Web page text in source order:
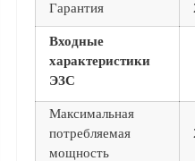
Аналоги запасных
частей из Артамида
ОБОРУДОВАНИЕ
БЕНЗОВОЗОВ И
МИНИ АЗС
ОБОРУДОВАНИЕ
АГЗС, ГНС
Гарантия
Входные
характеристики
ЭЗС
Максимальная
потребляемая
мощность